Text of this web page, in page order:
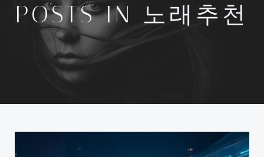
POSTS IN 노래추천